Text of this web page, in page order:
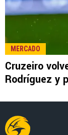
LEE TAMBIÉN